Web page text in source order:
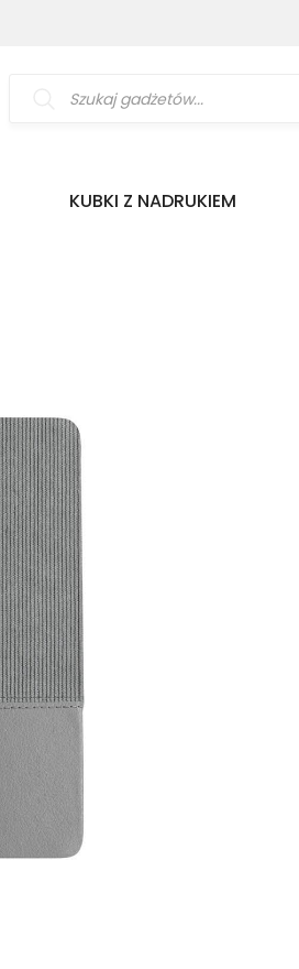
produktów
KUBKI Z NADRUKIEM